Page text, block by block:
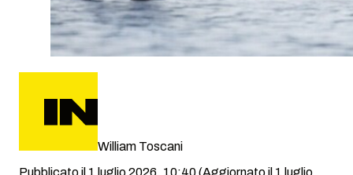
William Toscani
Pubblicato il 1 luglio 2026, 10:40(Aggiornato il 1 luglio